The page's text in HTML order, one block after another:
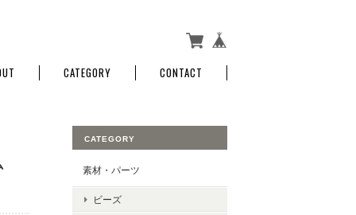
CATEGORY CONTACT
CATEGORY
素材・パーツ
ビーズ